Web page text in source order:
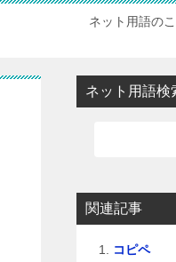
ネット用語の
ネット用語検
関連記事
コピペ